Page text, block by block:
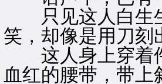
只见这人白生生
笑，却像是用刀刻
这人身上穿着件
血红的腰带，带